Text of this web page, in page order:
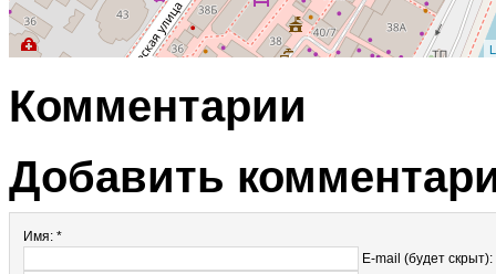
Комментарии
Добавить
Имя: *
E-mail (будет скрыт):